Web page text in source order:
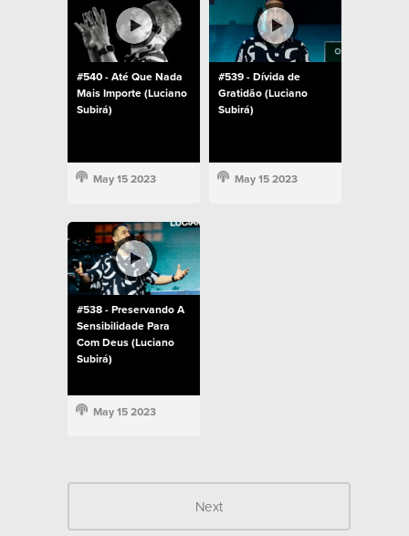
#540 - Até Que Nada
Mais Importe (Luciano
Subirá)
May 15 2023
#539 - Dívida de
Gratidão (Luciano
Subirá)
May 15 2023
#538 - Preservando A
Sensibilidade Para
Com Deus (Luciano
Subirá)
May 15 2023
Next